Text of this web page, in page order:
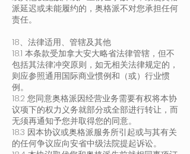
派延迟或未能履约的，奥格派不对您承担任何
责任。
18、法律适用、管辖及其他
18.1 本条款受加拿大安大略省法律管辖，但不
包括其法律冲突原则，如无相关法律规定的，
则应参照通用国际商业惯例和（或）行业惯
例。
18.2 您同意奥格派因经营业务需要有权将本协
议项下的权力义务就部分或全部进行转让，而
无须再通知予您并取得您的同意。
18.3 因本协议或奥格派服务所引起或与其有关
的任何争议应向安省中级法院提起诉讼。